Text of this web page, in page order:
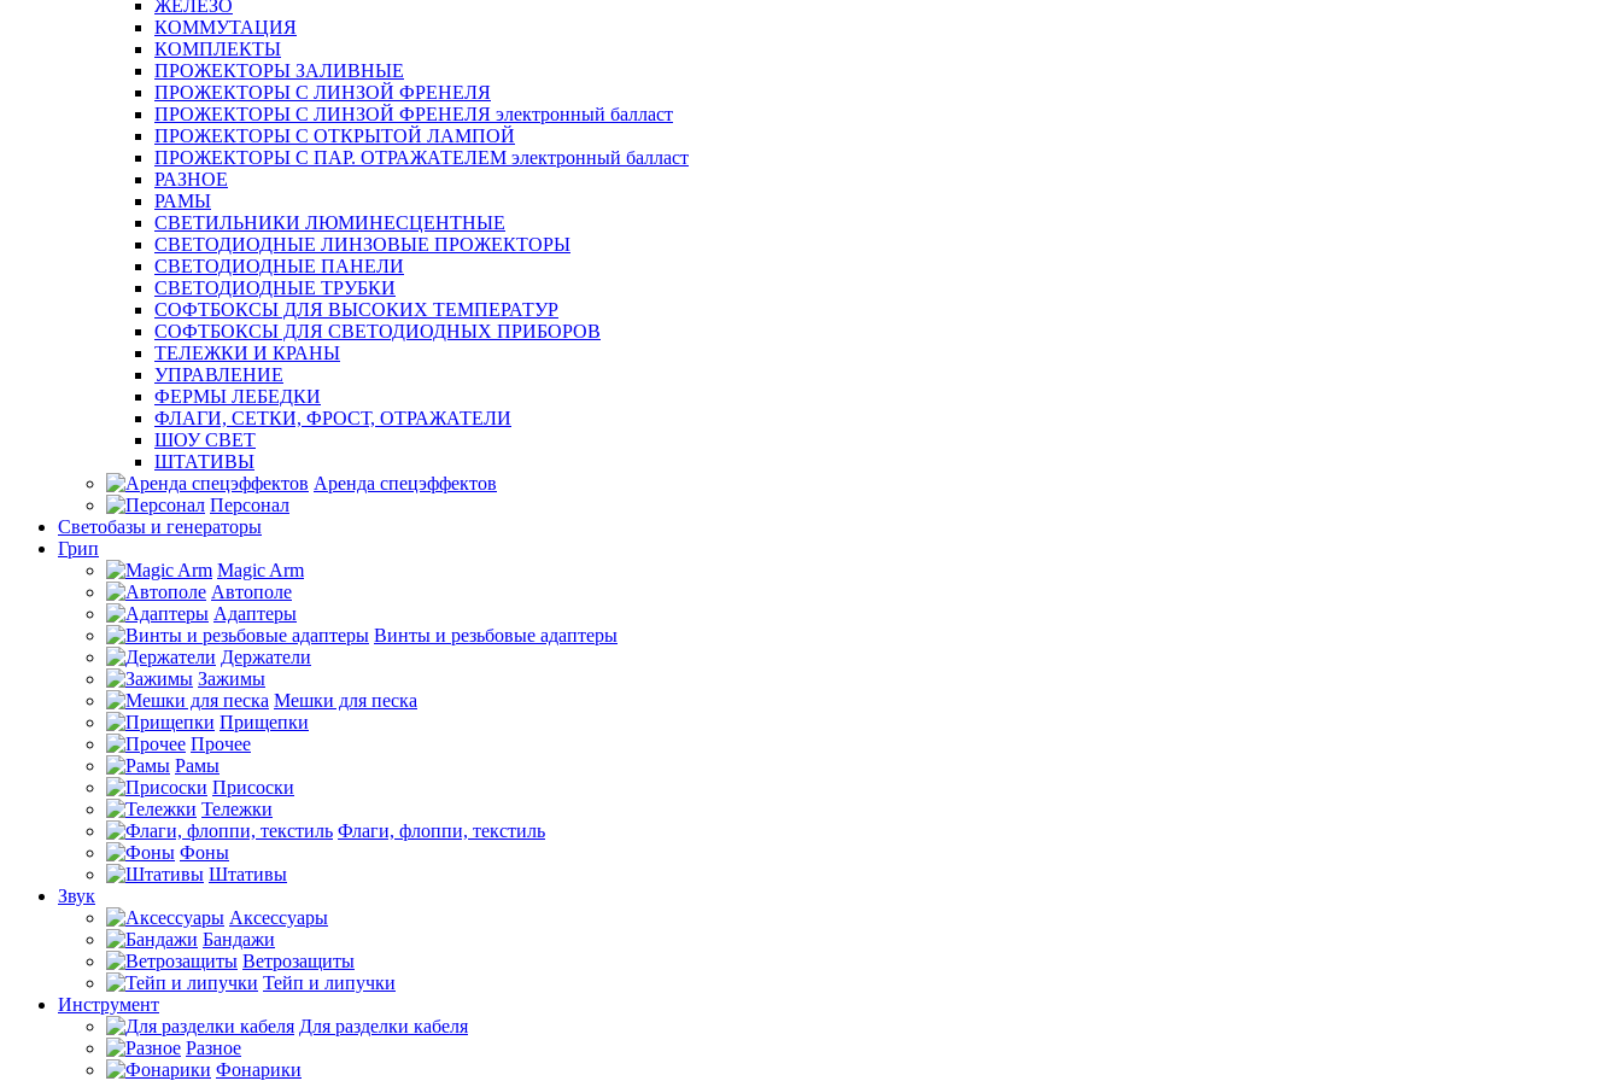
ЖЕЛЕЗО
КОММУТАЦИЯ
КОМПЛЕКТЫ
ПРОЖЕКТОРЫ ЗАЛИВНЫЕ
ПРОЖЕКТОРЫ С ЛИНЗОЙ ФРЕНЕЛЯ
ПРОЖЕКТОРЫ С ЛИНЗОЙ ФРЕНЕЛЯ электронный балласт
ПРОЖЕКТОРЫ С ОТКРЫТОЙ ЛАМПОЙ
ПРОЖЕКТОРЫ С ПАР. ОТРАЖАТЕЛЕМ электронный балласт
РАЗНОЕ
РАМЫ
СВЕТИЛЬНИКИ ЛЮМИНЕСЦЕНТНЫЕ
СВЕТОДИОДНЫЕ ЛИНЗОВЫЕ ПРОЖЕКТОРЫ
СВЕТОДИОДНЫЕ ПАНЕЛИ
СВЕТОДИОДНЫЕ ТРУБКИ
СОФТБОКСЫ ДЛЯ ВЫСОКИХ ТЕМПЕРАТУР
СОФТБОКСЫ ДЛЯ СВЕТОДИОДНЫХ ПРИБОРОВ
ТЕЛЕЖКИ И КРАНЫ
УПРАВЛЕНИЕ
ФЕРМЫ ЛЕБЕДКИ
ФЛАГИ, СЕТКИ, ФРОСТ, ОТРАЖАТЕЛИ
ШОУ СВЕТ
ШТАТИВЫ
Аренда спецэффектов
Персонал
Светобазы и генераторы
Грип
Magic Arm
Автополе
Адаптеры
Винты и резьбовые адаптеры
Держатели
Зажимы
Мешки для песка
Прищепки
Прочее
Рамы
Присоски
Тележки
Флаги, флоппи, текстиль
Фоны
Штативы
Звук
Аксессуары
Бандажи
Ветрозащиты
Тейп и липучки
Инструмент
Для разделки кабеля
Разное
Фонарики